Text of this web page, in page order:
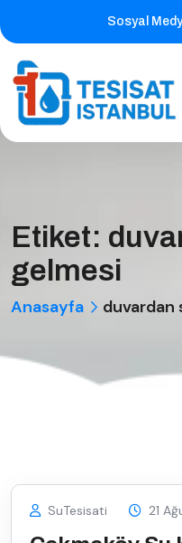
Sosyal
Etiket:
gelmesi
Anasayfa duvardan
SuTesisati 21